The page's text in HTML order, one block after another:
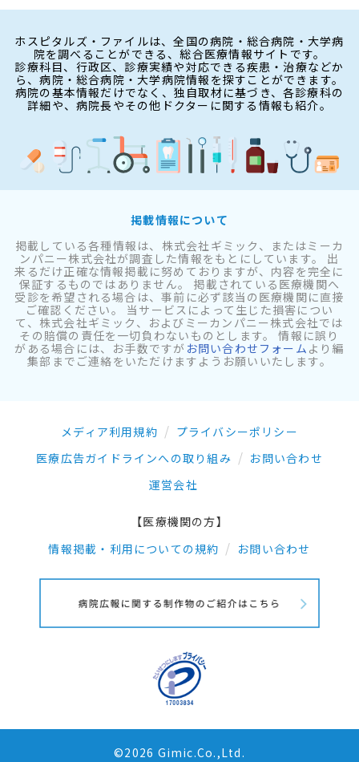
ホスピタルズ・ファイルは、全国の病院・総合病院・大学病
院を調べることができる、総合医療情報サイトです。
診療科目、行政区、診療実績や対応できる疾患・治療などか
ら、病院・総合病院・大学病院情報を探すことができます。
病院の基本情報だけでなく、独自取材に基づき、各診療科の
詳細や、病院長やその他ドクターに関する情報も紹介。
掲載情報について
掲載している各種情報は、株式会社ギミック、またはミーカ
ンパニー株式会社が調査した情報をもとにしています。 出
来るだけ正確な情報掲載に努めておりますが、内容を完全に
保証するものではありません。 掲載されている医療機関へ
受診を希望される場合は、事前に必ず該当の医療機関に直接
ご確認ください。 当サービスによって生じた損害につい
て、株式会社ギミック、およびミーカンパニー株式会社では
その賠償の責任を一切負わないものとします。 情報に誤り
がある場合には、お手数ですが お問い合わせフォーム より編
集部までご連絡をいただけますようお願いいたします。
メディア利用規約
プライバシーポリシー
医療広告ガイドラインへの取り組み
お問い合わせ
運営会社
【医療機関の方】
情報掲載・利用についての規約
お問い合わせ
©2026 Gimic.Co.,Ltd.